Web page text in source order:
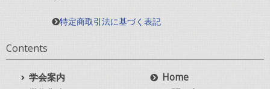
特定商取引法に基づく表記
Contents
学会案内
Home